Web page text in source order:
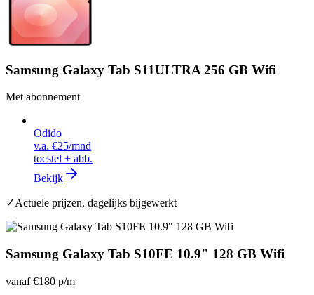
Samsung Galaxy Tab S11ULTRA 256 GB Wifi
Met abonnement
Odido
v.a. €25/mnd
toestel + abb.
Bekijk
✓Actuele prijzen, dagelijks bijgewerkt
Samsung Galaxy Tab S10FE 10.9" 128 GB Wifi
vanaf€180 p/m